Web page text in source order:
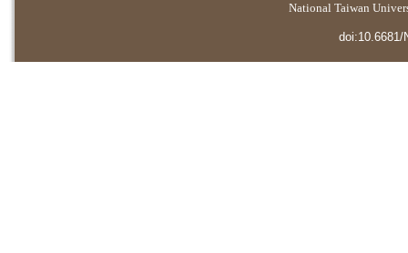
National Taiwan
doi:10.6681/